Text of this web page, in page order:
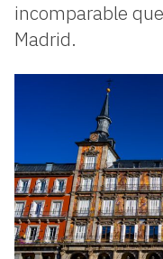
incomparable
Madrid.